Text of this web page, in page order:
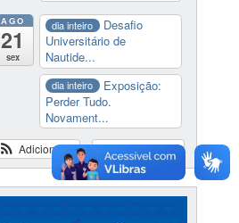
AGO
21
sex
dia inteiro
Desafio
Universitário de
Nautide...
dia inteiro
Exposição:
Perder Tudo.
Novament...
Ver calendário
Adicionar